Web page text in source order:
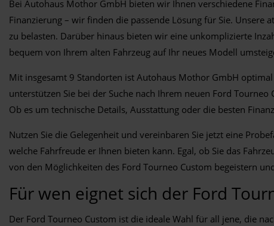
Bei Autohaus Mothor GmbH bieten wir Ihnen verschiedene
Finanzierung – wir finden die passende Lösung für Sie.
zu belasten. Darüber hinaus bieten wir eine unkomplizierte
bequem von Ihrem alten Fahrzeug auf Ihr neues Modell
Mit insgesamt 9 Standorten ist Autohaus Mothor GmbH
unterstützen Sie bei der Suche nach Ihrem neuen Ford
Ob es um technische Details, Ausstattung oder die besten
Nutzen Sie die Gelegenheit und vereinbaren Sie jetzt eine
welche Fahrfreude er Ihnen bieten kann. Egal, ob Sie das
von den Möglichkeiten des Ford Tourneo Custom begeistern
Für wen eignet sich der Ford
Der Ford Tourneo Custom ist die ideale Wahl für all jene, die